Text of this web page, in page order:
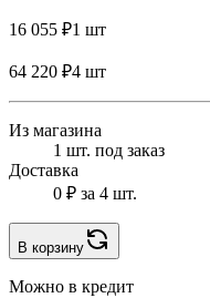
16 055 ₽1 шт
64 220 ₽4 шт
Из магазина
1 шт. под заказ
Доставка
0 ₽ за 4 шт.
В корзину
Можно в кредит